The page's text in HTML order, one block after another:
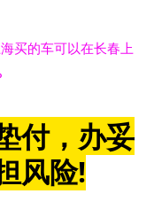
买的车可以在长春上
付，办妥
风险!